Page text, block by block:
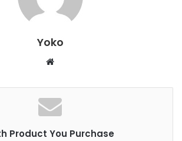
Yoko
b
s
i
t
Product You Purchase